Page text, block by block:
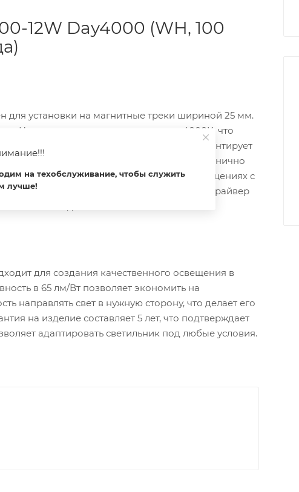
12W Day4000 (WH, 100
для установки на магнитные треки шириной 25 мм.
Цветовая температура составляет 4000K, что
цветопередачи CRI превышает 90, что гарантирует
в белый цвет, что позволяет ему гармонично
на возможность использования в помещениях с
мм, а входное напряжение — 24V. Драйвер
только с моделями 026407 и 027633.
для создания качественного освещения в
в 65 лм/Вт позволяет экономить на
направлять свет в нужную сторону, что делает его
на изделие составляет 5 лет, что подтверждает
адаптировать светильник под любые условия.
на техобслуживание, чтобы служить
лучше!